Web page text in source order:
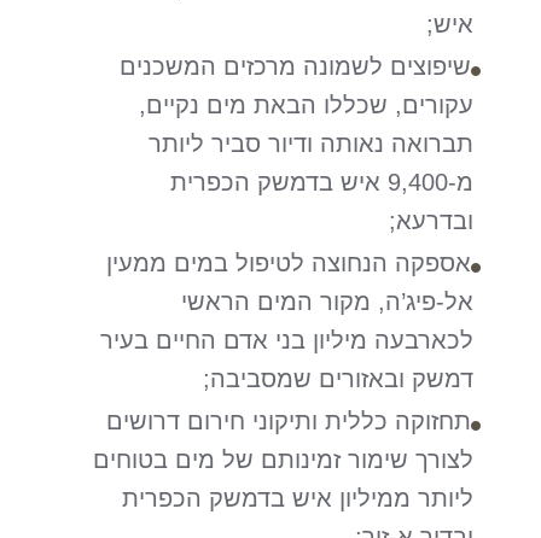
איש;
שיפוצים לשמונה מרכזים המשכנים
עקורים, שכללו הבאת מים נקיים,
תברואה נאותה ודיור סביר ליותר
מ-9,400 איש בדמשק הכפרית
ובדרעא;
אספקה הנחוצה לטיפול במים ממעין
אל-פיג’ה, מקור המים הראשי
לכארבעה מיליון בני אדם החיים בעיר
דמשק ובאזורים שמסביבה;
תחזוקה כללית ותיקוני חירום דרושים
לצורך שימור זמינותם של מים בטוחים
ליותר ממיליון איש בדמשק הכפרית